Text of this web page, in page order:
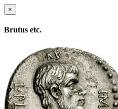
×
Brutus etc.